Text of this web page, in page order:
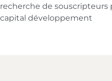
recherche de souscripteurs
capital développement